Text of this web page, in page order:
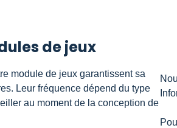
de jeux
module de jeux garantissent sa
Leur fréquence dépend du type
au moment de la conception de